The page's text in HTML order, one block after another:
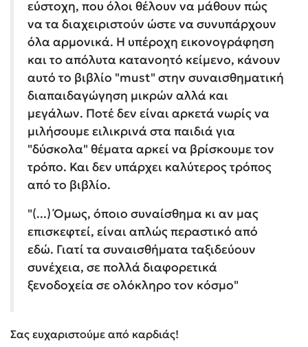
εύστοχη, που όλοι θέλουν να μάθουν πώς
να τα διαχειριστούν ώστε να συνυπάρχουν
όλα αρμονικά. Η υπέροχη εικονογράφηση
και το απόλυτα κατανοητό κείμενο, κάνουν
αυτό το βιβλίο "must" στην συναισθηματική
διαπαιδαγώγηση μικρών αλλά και
μεγάλων. Ποτέ δεν είναι αρκετά νωρίς να
μιλήσουμε ειλικρινά στα παιδιά για
"δύσκολα" θέματα αρκεί να βρίσκουμε τον
τρόπο. Και δεν υπάρχει καλύτερος τρόπος
από το βιβλίο.
"(...) Όμως, όποιο συναίσθημα κι αν μας
επισκεφτεί, είναι απλώς περαστικό από
εδώ. Γιατί τα συναισθήματα ταξιδεύουν
συνέχεια, σε πολλά διαφορετικά
ξενοδοχεία σε ολόκληρο τον κόσμο"
Σας ευχαριστούμε από καρδιάς!